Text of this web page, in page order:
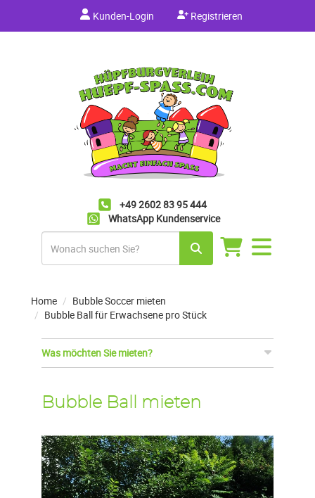
Kunden-Login Registrieren
+49 2602 83 95 444
WhatsApp Kundenservice
Navigation
umschalten
Home
Bubble Soccer mieten
Bubble Ball für Erwachsene pro Stück
Was möchten Sie mieten?
Bubble Ball mieten